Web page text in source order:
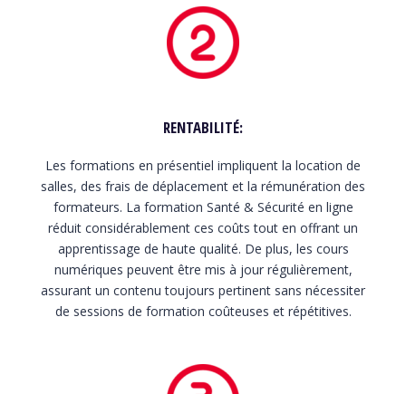
RENTABILITÉ:
Les formations en présentiel impliquent la location de
salles, des frais de déplacement et la rémunération des
formateurs. La formation Santé & Sécurité en ligne
réduit considérablement ces coûts tout en offrant un
apprentissage de haute qualité. De plus, les cours
numériques peuvent être mis à jour régulièrement,
assurant un contenu toujours pertinent sans nécessiter
de sessions de formation coûteuses et répétitives.